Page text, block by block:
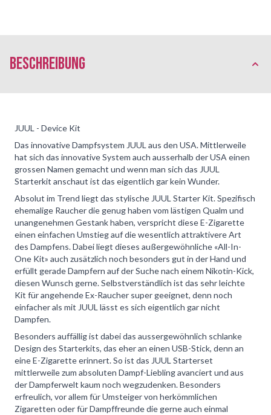
Beschreibung
JUUL - Device Kit
Das innovative Dampfsystem JUUL aus den USA. Mittlerweile
hat sich das innovative System auch ausserhalb der USA einen
grossen Namen gemacht und wenn man sich das JUUL
Starterkit anschaut ist das eigentlich gar kein Wunder.
Absolut im Trend liegt das stylische JUUL Starter Kit. Spezifisch
ehemalige Raucher die genug haben vom lästigen Qualm und
unangenehmen Gestank haben, verspricht diese E-Zigarette
einen einfachen Umstieg auf die wesentlich attraktivere Art
des Dampfens. Dabei liegt dieses außergewöhnliche «All-In-
One Kit» auch zusätzlich noch besonders gut in der Hand und
erfüllt gerade Dampfern auf der Suche nach einem Nikotin-Kick,
diesen Wunsch gerne. Selbstverständlich ist das sehr leichte
Kit für angehende Ex-Raucher super geeignet, denn noch
einfacher als mit JUUL lässt es sich eigentlich gar nicht
Dampfen.
Besonders auffällig ist dabei das aussergewöhnlich schlanke
Design des Starterkits, das eher an einen USB-Stick, denn an
eine E-Zigarette erinnert. So ist das JUUL Starterset
mittlerweile zum absoluten Dampf-Liebling avanciert und aus
der Dampferwelt kaum noch wegzudenken. Besonders
erfreulich, vor allem für Umsteiger von herkömmlichen
Zigaretten oder für Dampffreunde die gerne auch einmal